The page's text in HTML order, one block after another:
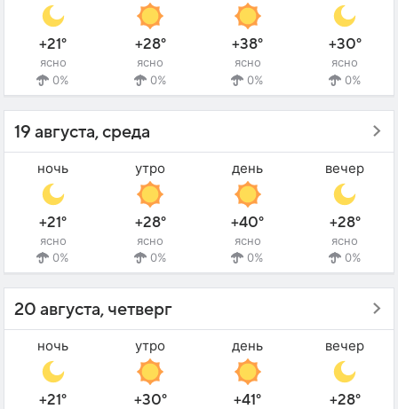
+21°
ясно
0%
+28°
ясно
0%
+38°
ясно
0%
+30°
ясно
0%
19 августа, среда
ночь
+21°
ясно
0%
утро
+28°
ясно
0%
день
+40°
ясно
0%
вечер
+28°
ясно
0%
20 августа, четверг
ночь
+21°
утро
+30°
день
+41°
вечер
+28°